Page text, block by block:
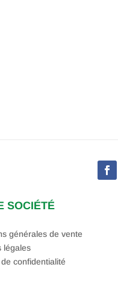
SOCIÉTÉ
générales de vente
légales
confidentialité